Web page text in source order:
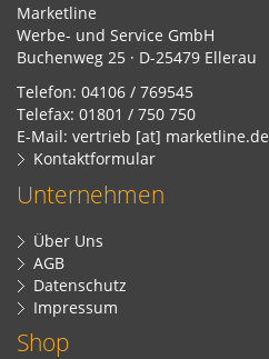
Marketline
Werbe- und Service GmbH
Buchenweg 25 · D-25479 Ellerau
Telefon: 04106 / 769545
Telefax: 01801 / 750 750
E-Mail: vertrieb [at] marketline.de
Kontaktformular
Unternehmen
Über Uns
AGB
Datenschutz
Impressum
Shop